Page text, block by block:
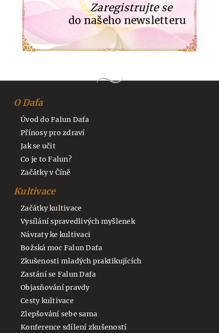
Zaregistrujte se
do našeho newsletteru
O Dafa
Úvod do Falun Dafa
Přínosy pro zdraví
Jak se učit
Co je to Falun?
Začátky v Číně
Kultivace
Začátky kultivace
Vysílání spravedlivých myšlenek
Návraty ke kultivaci
Božská moc Falun Dafa
Zkušenosti mladých praktikujících
Zastání se Falun Dafa
Objasňování pravdy
Cesty kultivace
Zlepšování sebe sama
Konference sdílení zkušeností